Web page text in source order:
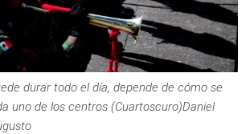
durar todo el día, depende de cómo se
uno de los centros (Cuartoscuro)Daniel